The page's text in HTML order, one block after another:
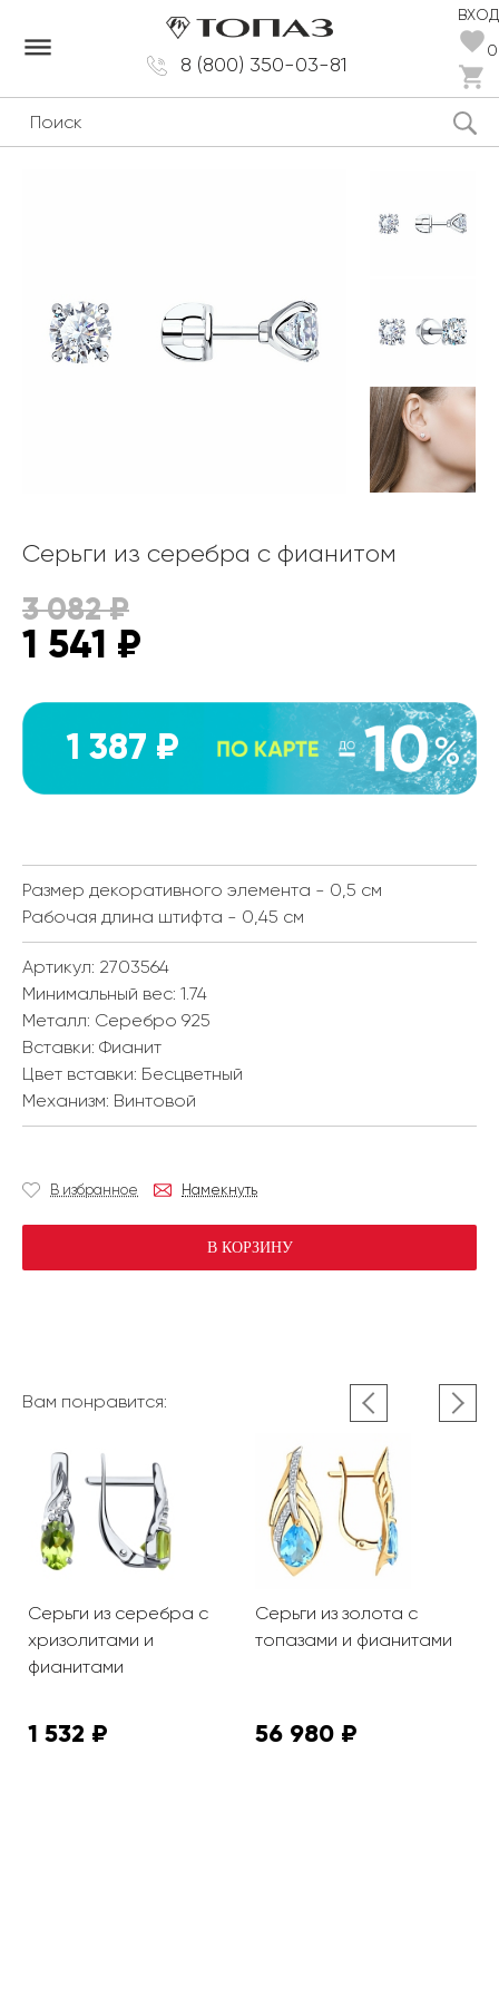
8 (800) 350-03-81
ВХОД
0
dehaze
Серьги из серебра с фианитом
3 082₽
1 541 ₽
1 387 ₽
Размер декоративного элемента - 0,5 см
Рабочая длина штифта - 0,45 см
Артикул: 2703564
Минимальный вес: 1.74
Металл: Серебро 925
Вставки: Фианит
Цвет вставки: Бесцветный
Механизм: Винтовой
В избранное Намекнуть
В КОРЗИНУ
Вам понравится:
Серьги из серебра с
хризолитами и
фианитами
1 532 ₽
Серьги из золота с
топазами и фианитами
56 980 ₽